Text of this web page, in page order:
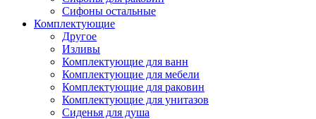
Сифоны остальные
Комплектующие
Другое
Изливы
Комплектующие для ванн
Комплектующие для мебели
Комплектующие для раковин
Комплектующие для унитазов
Сиденья для душа